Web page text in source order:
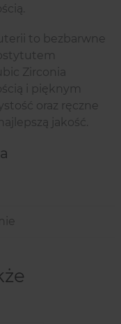
to bezbarwne
Zirconia
i pięknym
oraz ręczne
jakość.